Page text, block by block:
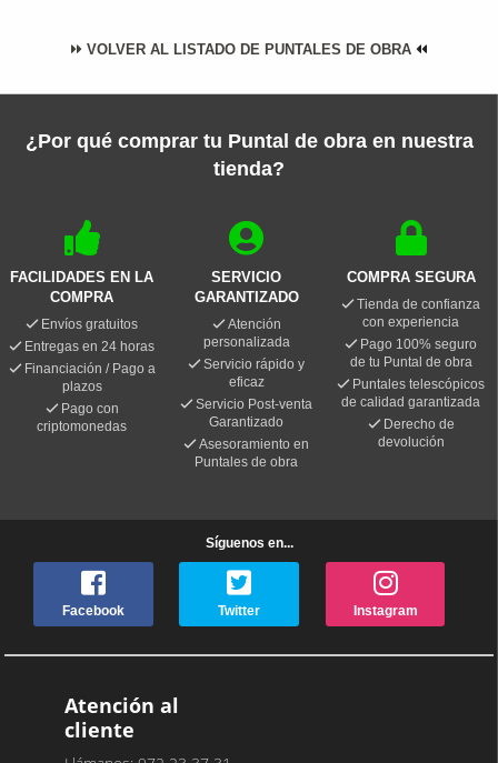
VOLVER AL LISTADO DE PUNTALES DE OBRA
¿Por qué comprar tu Puntal de obra en nuestra
tienda?
FACILIDADES EN LA
COMPRA
Envíos gratuitos
Entregas en 24 horas
Financiación / Pago a
plazos
Pago con
criptomonedas
SERVICIO
GARANTIZADO
Atención
personalizada
Servicio rápido y
eficaz
Servicio Post-venta
Garantizado
Asesoramiento en
Puntales de obra
COMPRA SEGURA
Tienda de confianza
con experiencia
Pago 100% seguro
de tu Puntal de obra
Puntales telescópicos
de calidad garantizada
Derecho de
devolución
Síguenos en...
Facebook Twitter Instagram
Atención al
cliente